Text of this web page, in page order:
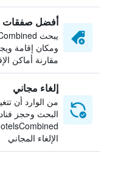
أفضل صفقات
ومكان إقامة
مقارنة أماكن
إلغاء مجاني
من الوارد أن
البحث وحجز
الإلغاء المجاني